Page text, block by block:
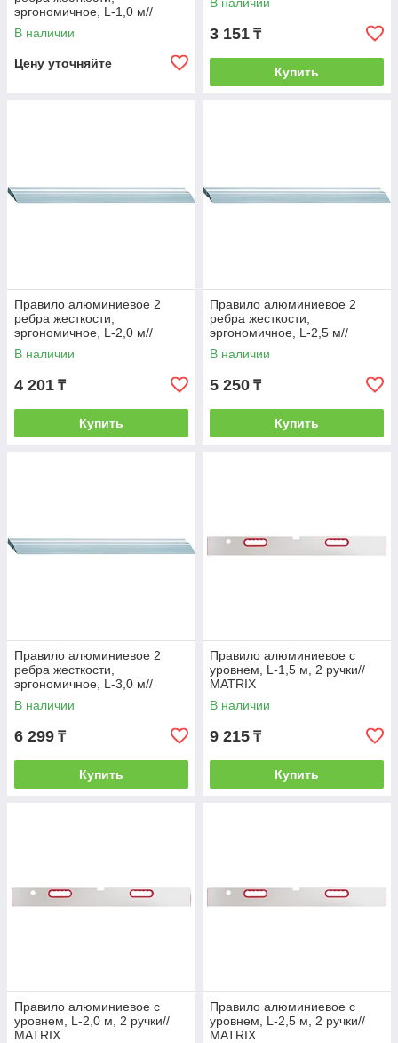
эргономичное, L-1,0 м//
БАРС/Россия
В наличии
Цену уточняйте
3 151 ₸
Купить
Правило алюминиевое 2
ребра жесткости,
эргономичное, L-2,0 м//
БАРС/Россия
В наличии
4 201 ₸
Купить
Правило алюминиевое 2
ребра жесткости,
эргономичное, L-2,5 м//
БАРС/Россия
В наличии
5 250 ₸
Купить
Правило алюминиевое 2
ребра жесткости,
эргономичное, L-3,0 м//
БАРС/Россия
В наличии
6 299 ₸
Купить
Правило алюминиевое с
уровнем, L-1,5 м, 2 ручки//
MATRIX
В наличии
9 215 ₸
Купить
Правило алюминиевое с
уровнем, L-2,0 м, 2 ручки//
MATRIX
Правило алюминиевое с
уровнем, L-2,5 м, 2 ручки//
MATRIX